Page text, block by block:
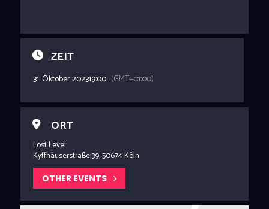
ZEIT
31. Oktober 202319:00 (GMT+01:00)
ORT
Lost Level
Kyffhäuserstraße 39, 50674 Köln
OTHER EVENTS